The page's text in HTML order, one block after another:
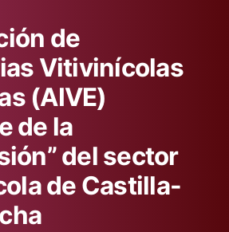
de
Vitivinícolas
(AIVE)
de la
del sector
de Castilla-